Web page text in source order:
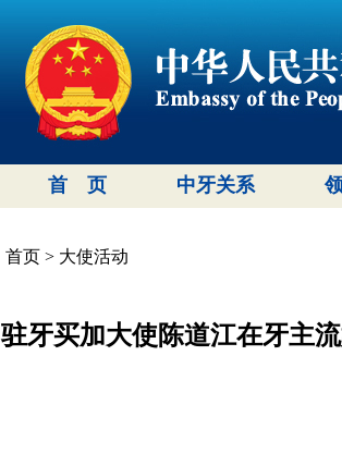
首 页 中牙关系
首页 > 大使活动
驻牙买加大使陈道江在牙主